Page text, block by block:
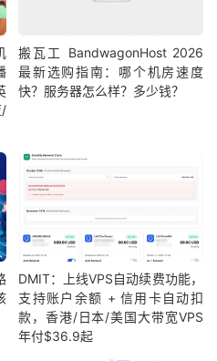
/
搬瓦工 BandwagonHost 2026
最新选购指南：哪个机房速度
快？服务器怎么样？多少钱？
DMIT：上线VPS自动续费功能，
支持账户余额 + 信用卡自动扣
款，香港/日本/美国大带宽VPS
年付$36.9起